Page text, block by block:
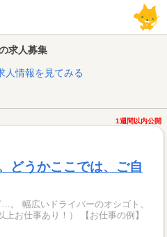
求人募集
人情報を見てみる
1週間以内公開
どうかここでは、ご自
。 幅広いドライバーのオシゴト、
り！） 【お仕事の例】